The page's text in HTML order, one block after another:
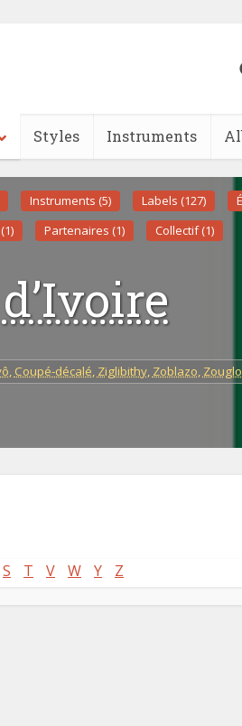
Styles Instruments
Instruments (5) Labels (127)
Partenaires (1) Collectif (1)
, Coupé-décalé, Ziglibithy, Zoblazo,
S T V W Y Z